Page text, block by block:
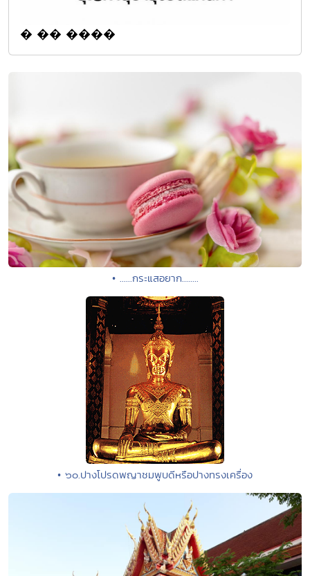
� �� ����
• ......กระแสอยาก........
• ๖๐.ปางโปรดพญาชมพูบดีหรือปางทรงเครื่อง